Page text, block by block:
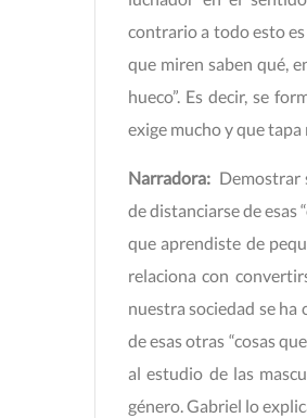
contrario a todo esto
que miren saben qué,
hueco”. Es decir, se
exige mucho y que
Narradora: Demostrar
de distanciarse de esas
que aprendiste de
relaciona con
nuestra sociedad se
de esas otras “cosas
al estudio de las
género. Gabriel lo